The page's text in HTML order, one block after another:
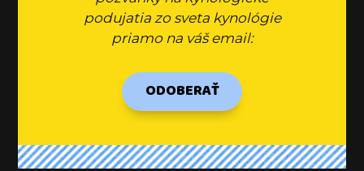
podujatia zo sveta kynológie
priamo na váš email:
ODOBERAŤ